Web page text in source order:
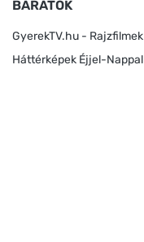
BARÁTOK
GyerekTV.hu - Rajzfilmek
Háttérképek Éjjel-Nappal